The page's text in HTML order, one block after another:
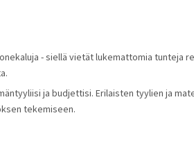
- siellä vietät lukemattomia tunteja
ja budjettisi. Erilaisten tyylien ja
tekemiseen.